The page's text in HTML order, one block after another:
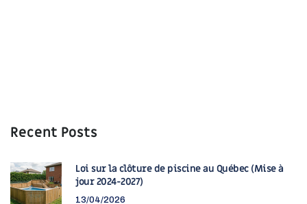
Recent Posts
Loi sur la clôture de piscine au Québec (Mise à
jour 2024-2027)
13/04/2026